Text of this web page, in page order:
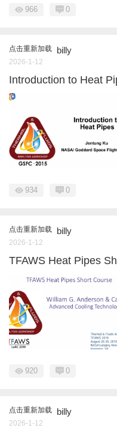
966 0
点击重新加载 billy
2026-1-12
Introduction to Heat
934 0
点击重新加载 billy
2026-1-12
TFAWS Heat Pipes
920 0
点击重新加载 billy
2026-1-12